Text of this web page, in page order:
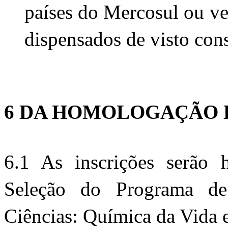
países do Mercosul ou
dispensados de visto
6 DA HOMOLOGAÇÃO
6.1 As inscrições serão
Seleção do Programa
Ciências: Química da Vida